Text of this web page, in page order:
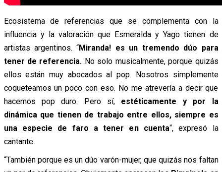
Ecosistema de referencias que se complementa con la
influencia y la valoración que Esmeralda y Yago tienen de
artistas argentinos. “Miranda! es un tremendo dúo para
tener de referencia. No solo musicalmente, porque quizás
ellos están muy abocados al pop. Nosotros simplemente
coqueteamos un poco con eso. No me atrevería a decir que
hacemos pop duro. Pero sí, estéticamente y por la
dinámica que tienen de trabajo entre ellos, siempre es
una especie de faro a tener en cuenta“, expresó la
cantante.
“También porque es un dúo varón-mujer, que quizás nos faltan